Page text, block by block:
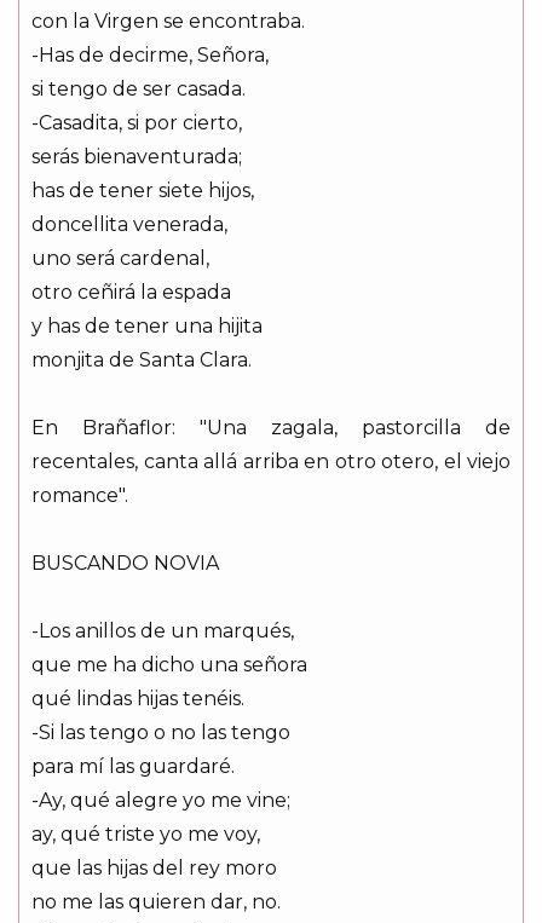
con la Virgen se encontraba.
-Has de decirme, Señora,
si tengo de ser casada.
-Casadita, si por cierto,
serás bienaventurada;
has de tener siete hijos,
doncellita venerada,
uno será cardenal,
otro ceñirá la espada
y has de tener una hijita
monjita de Santa Clara.
En Brañaflor: "Una zagala, pastorcilla de
recentales, canta allá arriba en otro otero, el viejo
romance".
BUSCANDO NOVIA
-Los anillos de un marqués,
que me ha dicho una señora
qué lindas hijas tenéis.
-Si las tengo o no las tengo
para mí las guardaré.
-Ay, qué alegre yo me vine;
ay, qué triste yo me voy,
que las hijas del rey moro
no me las quieren dar, no.